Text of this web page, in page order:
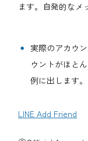
ます。自発的なメ
実際のアカウ
ウントがほと
例に出します
LINE Add Friend